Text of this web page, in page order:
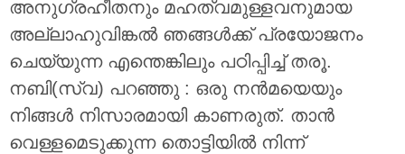
അനുഗ്രഹീതനും മഹത്വമുള്ളവനുമായ
അല്ലാഹുവിങ്കല്‍ ഞങ്ങള്‍ക്ക് പ്രയോജനം
ചെയ്യുന്ന എന്തെങ്കിലും പഠിപ്പിച്ച് തരൂ.
നബി(സ്വ) പറഞ്ഞു : ഒരു നൻമയെയും
നിങ്ങൾ നിസാരമായി കാണരുത്. താൻ
വെള്ളമെടുക്കുന്ന തൊട്ടിയിൽ നിന്ന്